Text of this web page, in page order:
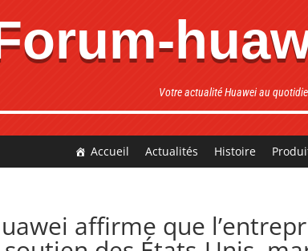
Votre actualité Huawei au
Accueil Actualités Histoire
affirme que